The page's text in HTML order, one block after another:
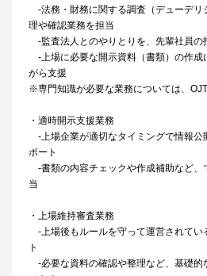
-法務・財務に関する調査（デューデリ
理や確認業務を担当
-監査法人とのやりとりを、先輩社員の
-上場に必要な開示資料（書類）の作成
がら支援
※専門知識が必要な業務については、
・適時開示支援業務
-上場企業が適切なタイミングで情報公
ポート
-書類の内容チェックや作成補助など、
当
・上場維持審査業務
-上場後もルールを守って運営されてい
ト
-必要な資料の確認や整理など、基礎的